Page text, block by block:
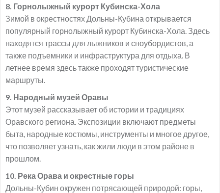
8. Горнолыжный курорт Кубинска-Хола
Зимой в окрестностях Дольны-Кубина открывается
популярный горнолыжный курорт Кубинска-Хола. Здесь
находятся трассы для лыжников и сноубордистов, а
также подъемники и инфраструктура для отдыха. В
летнее время здесь также проходят туристические
маршруты.
9. Народный музей Оравы
Этот музей рассказывает об истории и традициях
Оравского региона. Экспозиции включают предметы
быта, народные костюмы, инструменты и многое другое,
что позволяет узнать, как жили люди в этом районе в
прошлом.
10. Река Орава и окрестные горы
Дольны-Кубин окружен потрясающей природой: горы,